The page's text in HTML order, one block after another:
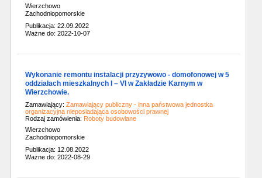
Wierzchowo
Zachodniopomorskie
Publikacja: 22.09.2022
Ważne do: 2022-10-07
Wykonanie remontu instalacji przyzywowo - domofonowej w 5
oddziałach mieszkalnych I – VI w Zakładzie Karnym w
Wierzchowie.
Zamawiający: Zamawiający publiczny - inna państwowa jednostka
organizacyjna nieposiadająca osobowości prawnej
Rodzaj zamówienia: Roboty budowlane
Wierzchowo
Zachodniopomorskie
Publikacja: 12.08.2022
Ważne do: 2022-08-29